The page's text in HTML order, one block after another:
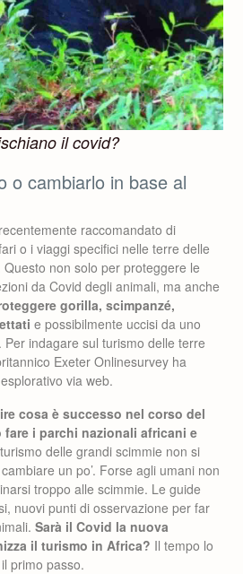
il covid?
o cambiarlo in base al
raccomandato di
o i viaggi specifici nelle terre delle
non solo per proteggere le
da Covid degli animali, ma anche
gorilla, scimpanzé,
e possibilmente uccisi da uno
indagare sul turismo delle terre
Exeter Onlinesurvey ha
via web.
cosa è successo nel corso del
fare i parchi nazionali africani e
delle grandi scimmie non si
un po’. Forse agli umani non
troppo alle scimmie. Le guide
nuovi punti di osservazione per far
Sarà il Covid la nuova
il turismo in Africa? Il tempo lo
primo passo.